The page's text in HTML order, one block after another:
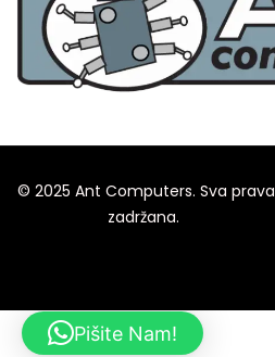
© 2025 Ant Computers. Sva prava
zadržana.
Pišite Nam!